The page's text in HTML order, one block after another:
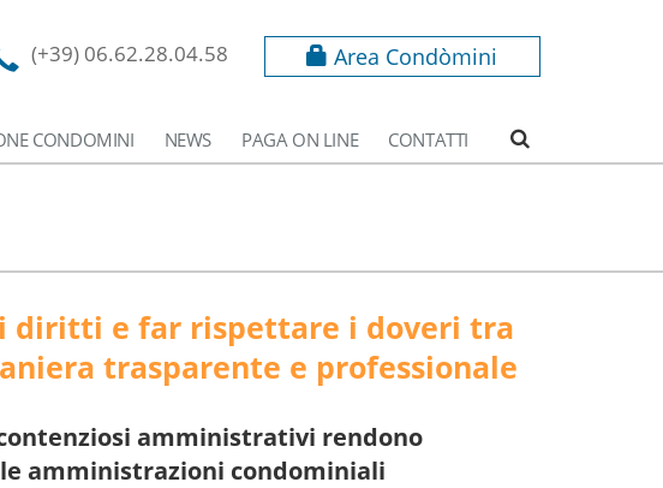
(+39) 06.62.28.04.58 Area Condòmini
CONDOMINI NEWS PAGA ON LINE CONTATTI
diritti e far rispettare i doveri tra
trasparente e professionale
amministrativi rendono
amministrazioni condominiali